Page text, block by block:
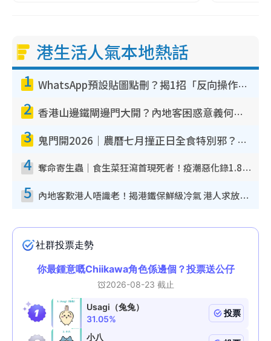
港生活人氣本地熱話
1 WhatsApp預設貼圖點刪？揭1招「反向操作」還原簡潔介面 附3步實測教學
2 香港山邊鐵閘邊門大開？內地客困惑意義何在！網民神回覆：呢種叫法理性防禦
3 鬼門開2026｜農曆七月撞正日全食特別邪？專家警告切忌做一事！揭4大禁忌+2招保平安
4 奪命寄生蟲｜食生菜狂瀉首現死者！疫潮惡化錄1.8萬宗病例 揭洗菜3大謬誤
5 內地客歎港人唔識老！揭港鐵保鮮級冷氣 港人求放過：咪投訴